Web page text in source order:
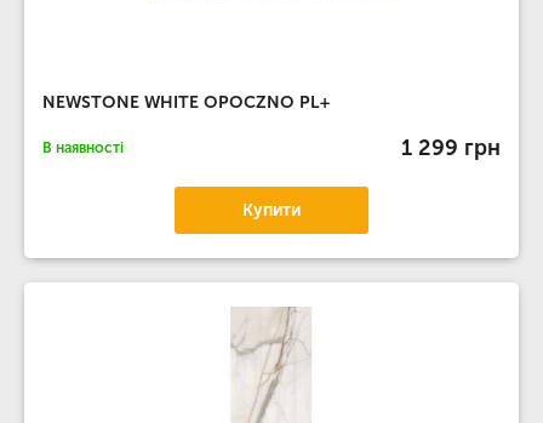
NEWSTONE WHITE OPOCZNO PL+
В наявності 1 299 грн
Купити